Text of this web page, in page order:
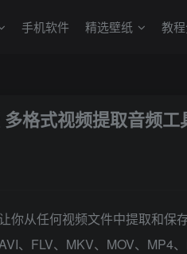
手机软件 精选壁纸 教
格式视频提取音频工
从任何视频文件中提取和保
、FLV、MKV、MOV、MP4